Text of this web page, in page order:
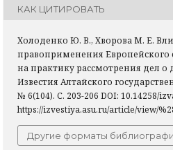
КАК ЦИТИРОВАТЬ
Холоденко Ю. В., Хворова М. Е.
правоприменения Европейского
на практику рассмотрения дел
Известия Алтайского
№ 6(104). С. 203-206 DOI: 10.14258/
https://izvestiya.asu.ru/article/view/
Другие форматы